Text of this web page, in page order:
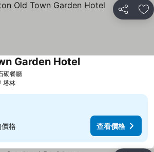
分享 加
砌餐廳查看價格
Garden Hotel查看價格
塔林
價格 查看價格